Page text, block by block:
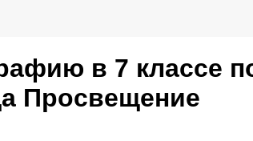
в 7 классе
Просвещение